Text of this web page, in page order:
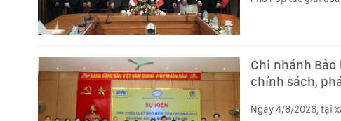
Chi nhánh
chính sách,
Ngày 4/8/2026, tại